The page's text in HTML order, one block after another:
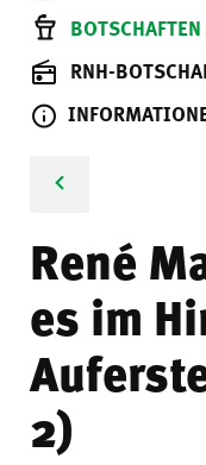
RNH-
René
es im
2)